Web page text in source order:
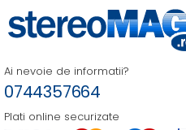
Ai nevoie de informatii?
0744357664
Plati online securizate